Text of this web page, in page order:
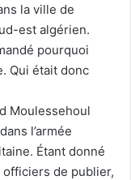
la ville de
est algérien.
pourquoi
Qui était donc
Moulessehoul
l’armée
Étant donné
de publier,